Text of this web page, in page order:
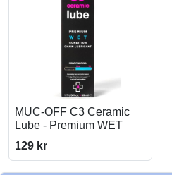
MUC-OFF C3 Ceramic
Lube - Premium WET
129 kr